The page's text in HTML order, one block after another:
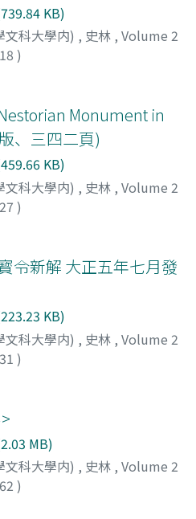
KB)
文科大學内) , 史林 , Volume 2
)
Monument in
、三四二頁)
KB)
文科大學内) , 史林 , Volume 2
)
令新解 大正五年七月發
KB)
文科大學内) , 史林 , Volume 2
)
MB)
文科大學内) , 史林 , Volume 2
)